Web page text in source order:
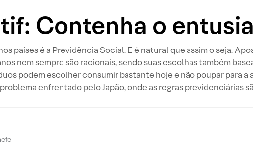
Contenha o
países é a Previdência Social. E é natural que assim o seja.
nem sempre são racionais, sendo suas escolhas também
podem escolher consumir bastante hoje e não poupar para a
enfrentado pelo Japão, onde as regras previdenciárias